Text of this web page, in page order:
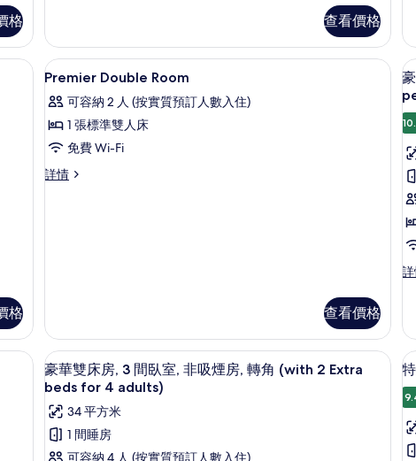
格
煙
房
(Corner,
for
2
people)
的
房,
非
吸
房
(Corner,
people)
詳
查看價格
2
房,
非
吸
煙
房
2
詳
情
光窗簾/窗簾
格
載
入
所
有
Premier
Double
羽絨被、房內夾萬、書桌、遮光窗簾/窗
1
Premier Double Room
可容納 2 人 (按實質預訂人數入住)
1 張標準雙人床
免費 Wi-Fi
詳情
Premier
查看價格
2
豪
房,
非
吸
房
2
for 2 people,Myakumyaku) | 羽絨被、房內夾萬、書桌、遮光窗簾/窗簾
載
入
所
有
豪
羽絨被、房內夾萬、書桌、遮光窗簾/窗
9
豪華雙床房, 3 間臥室, 非吸煙房, 轉角 (with 2 Extra
beds for 4 adults)
34 平方米
1 間睡房
可容納 4 人 (按實質預訂人數入住)